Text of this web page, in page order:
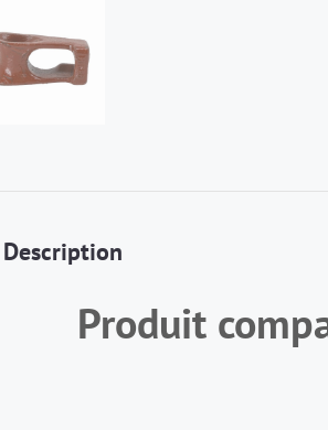
Description
Produit